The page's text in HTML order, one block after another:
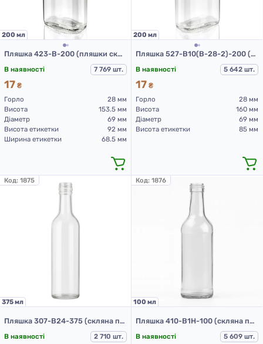
200 мл
Пляшка 423-В-200 (пляшки скляні 200 мл)
В наявності 7 769 шт.
17 ₴
Горло
28 мм
Висота
153.5 мм
Діаметр
69 мм
Висота етикетки
92 мм
Ширина етикетки
68.5 мм
200 мл
Пляшка 527-В10(В-28-2)-200 (скляні пляшки 200 мл)
В наявності 5 642 шт.
17 ₴
Горло
28 мм
Висота
160 мм
Діаметр
69 мм
Висота етикетки
85 мм
Код: 1875
375 мл
Пляшка 307-В24-375 (скляна пляшка 375 мл)
В наявності 2 710 шт.
Код: 1876
100 мл
Пляшка 410-В1Н-100 (скляна пляшка 100 мл)
В наявності 5 609 шт.